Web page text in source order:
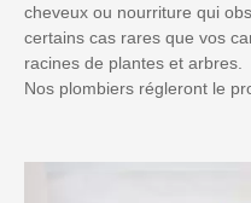
cheveux ou nourriture qui
certains cas rares que vos
racines de plantes et arbres.
Nos plombiers régleront le